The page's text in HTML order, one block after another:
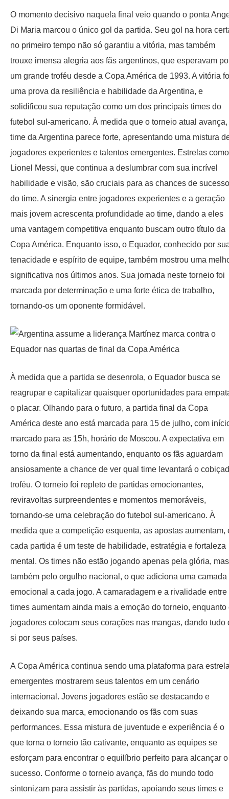
O momento decisivo naquela final veio quando o ponta
Di Maria marcou o único gol da partida. Seu gol na hora
no primeiro tempo não só garantiu a vitória, mas também
trouxe imensa alegria aos fãs argentinos, que esperavam
um grande troféu desde a Copa América de 1993. A vitória
uma prova da resiliência e habilidade da Argentina, e
solidificou sua reputação como um dos principais times do
futebol sul-americano. À medida que o torneio atual avança,
time da Argentina parece forte, apresentando uma mistura
jogadores experientes e talentos emergentes. Estrelas como
Lionel Messi, que continua a deslumbrar com sua incrível
habilidade e visão, são cruciais para as chances de sucesso
do time. A sinergia entre jogadores experientes e a geração
mais jovem acrescenta profundidade ao time, dando a eles
uma vantagem competitiva enquanto buscam outro título da
Copa América. Enquanto isso, o Equador, conhecido por
tenacidade e espírito de equipe, também mostrou uma
significativa nos últimos anos. Sua jornada neste torneio foi
marcada por determinação e uma forte ética de trabalho,
tornando-os um oponente formidável.
À medida que a partida se desenrola, o Equador busca se
reagrupar e capitalizar quaisquer oportunidades para
o placar. Olhando para o futuro, a partida final da Copa
América deste ano está marcada para 15 de julho, com
marcado para as 15h, horário de Moscou. A expectativa em
torno da final está aumentando, enquanto os fãs aguardam
ansiosamente a chance de ver qual time levantará o
troféu. O torneio foi repleto de partidas emocionantes,
reviravoltas surpreendentes e momentos memoráveis,
tornando-se uma celebração do futebol sul-americano. À
medida que a competição esquenta, as apostas aumentam,
cada partida é um teste de habilidade, estratégia e fortaleza
mental. Os times não estão jogando apenas pela glória, mas
também pelo orgulho nacional, o que adiciona uma camada
emocional a cada jogo. A camaradagem e a rivalidade entre
times aumentam ainda mais a emoção do torneio, enquanto
jogadores colocam seus corações nas mangas, dando tudo
si por seus países.
A Copa América continua sendo uma plataforma para
emergentes mostrarem seus talentos em um cenário
internacional. Jovens jogadores estão se destacando e
deixando sua marca, emocionando os fãs com suas
performances. Essa mistura de juventude e experiência é o
que torna o torneio tão cativante, enquanto as equipes se
esforçam para encontrar o equilíbrio perfeito para alcançar o
sucesso. Conforme o torneio avança, fãs do mundo todo
sintonizam para assistir às partidas, apoiando seus times e